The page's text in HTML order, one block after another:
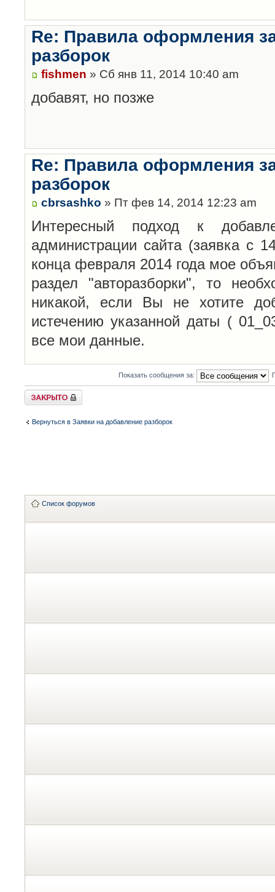
Re: Правила оформления
разборок
fishmen » Сб янв 11, 2014 10:40 am
добавят, но позже
Re: Правила оформления
разборок
cbrsashko » Пт фев 14, 2014 12:23 am
Интересный подход к
администрации сайта (заявка с
конца февраля 2014 года мое
раздел "авторазборки", то
никакой, если Вы не хотите
истечению указанной даты (
все мои данные.
Показать сообщения за:
Закрыто
Вернуться в Заявки на добавление разборок
Список форумов